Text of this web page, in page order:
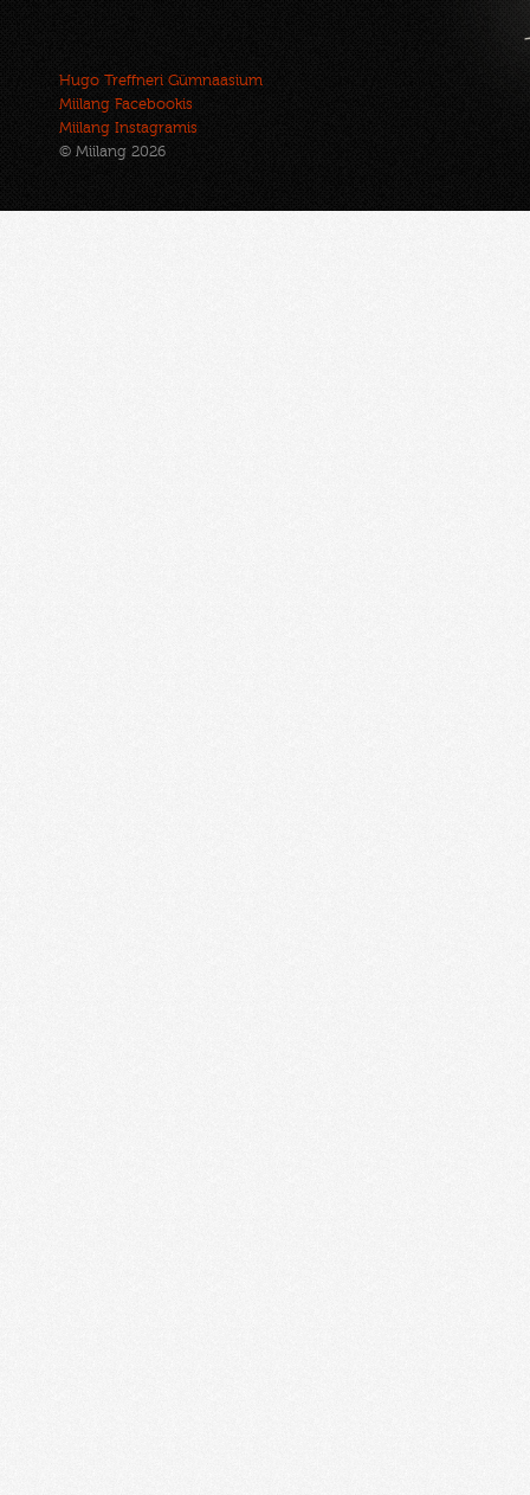
Hugo Treffneri Gümnaasium
Miilang Facebookis
Miilang Instagramis
© Miilang 2026